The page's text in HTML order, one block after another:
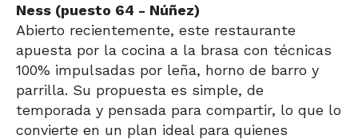
Ness (puesto 64 - Núñez)
Abierto recientemente, este restaurante
apuesta por la cocina a la brasa con técnicas
100% impulsadas por leña, horno de barro y
parrilla. Su propuesta es simple, de
temporada y pensada para compartir, lo que lo
convierte en un plan ideal para quienes